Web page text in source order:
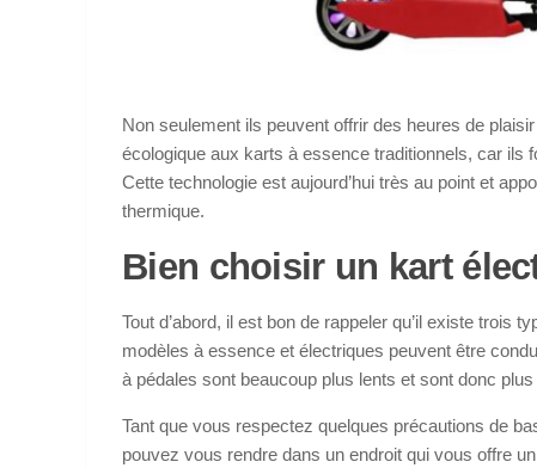
Non seulement ils peuvent offrir des heures de
écologique aux karts à essence traditionnels, car ils
Cette technologie est aujourd’hui très au point et
thermique.
Bien choisir un kart
Tout d’abord, il est bon de rappeler qu’il existe trois
modèles à essence et électriques peuvent être
à pédales sont beaucoup plus lents et sont donc
Tant que vous respectez quelques précautions de
pouvez vous rendre dans un endroit qui vous offre